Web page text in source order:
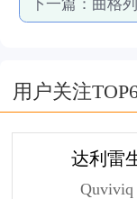
下一篇： 曲格
用户关注
达利雷
Quviviq